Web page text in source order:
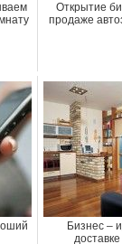
Открытие
продаже
Бизнес –